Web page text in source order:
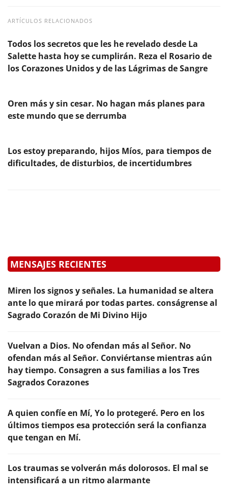
ARTÍCULOS RELACIONADOS
Todos los secretos que les he revelado desde La
Salette hasta hoy se cumplirán. Reza el Rosario de
los Corazones Unidos y de las Lágrimas de Sangre
Oren más y sin cesar. No hagan más planes para
este mundo que se derrumba
Los estoy preparando, hijos Míos, para tiempos de
dificultades, de disturbios, de incertidumbres
MENSAJES RECIENTES
Miren los signos y señales. La humanidad se altera
ante lo que mirará por todas partes. conságrense al
Sagrado Corazón de Mi Divino Hijo
Vuelvan a Dios. No ofendan más al Señor. No
ofendan más al Señor. Conviértanse mientras aún
hay tiempo. Consagren a sus familias a los Tres
Sagrados Corazones
A quien confíe en Mí, Yo lo protegeré. Pero en los
últimos tiempos esa protección será la confianza
que tengan en Mí.
Los traumas se volverán más dolorosos. El mal se
intensificará a un ritmo alarmante